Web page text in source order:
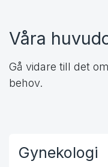
Våra
Gå vidare till det
behov.
Gynekologi